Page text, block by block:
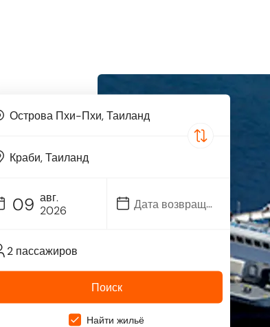
09 авг.
2026
2 пассажиров
Поиск
Найти жильё